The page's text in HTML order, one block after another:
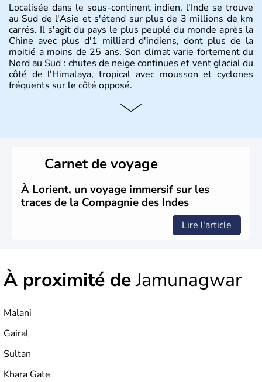
Localisée dans le sous-continent indien, l'Inde se trouve
au Sud de l'Asie et s'étend sur plus de 3 millions de km
carrés. Il s'agit du pays le plus peuplé du monde après la
Chine avec plus d'1 milliard d'indiens, dont plus de la
moitié a moins de 25 ans. Son climat varie fortement du
Nord au Sud : chutes de neige continues et vent glacial du
côté de l'Himalaya, tropical avec mousson et cyclones
fréquents sur le côté opposé.
Histoire et administration
siècle, l'Inde reste sous la domination de l'empire
britannique jusqu'à l'obtention de son indépendance en
1947. Le Taj Mahal, mausolée construit par un empereur
en l'honneur de son épouse, a été édifié dans les années
1640 et est aujourd'hui considéré comme l'une des 7
Carnet de voyage
À Lorient, un voyage immersif sur les
traces de la Compagnie des Indes
Lire l'article
À proximité deJamunagwar
Malani
Gairal
Sultan
Khara Gate